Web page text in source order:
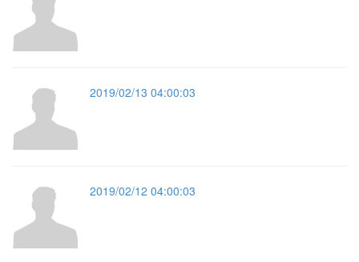
2019/02/13 04:00:03
2019/02/12 04:00:03